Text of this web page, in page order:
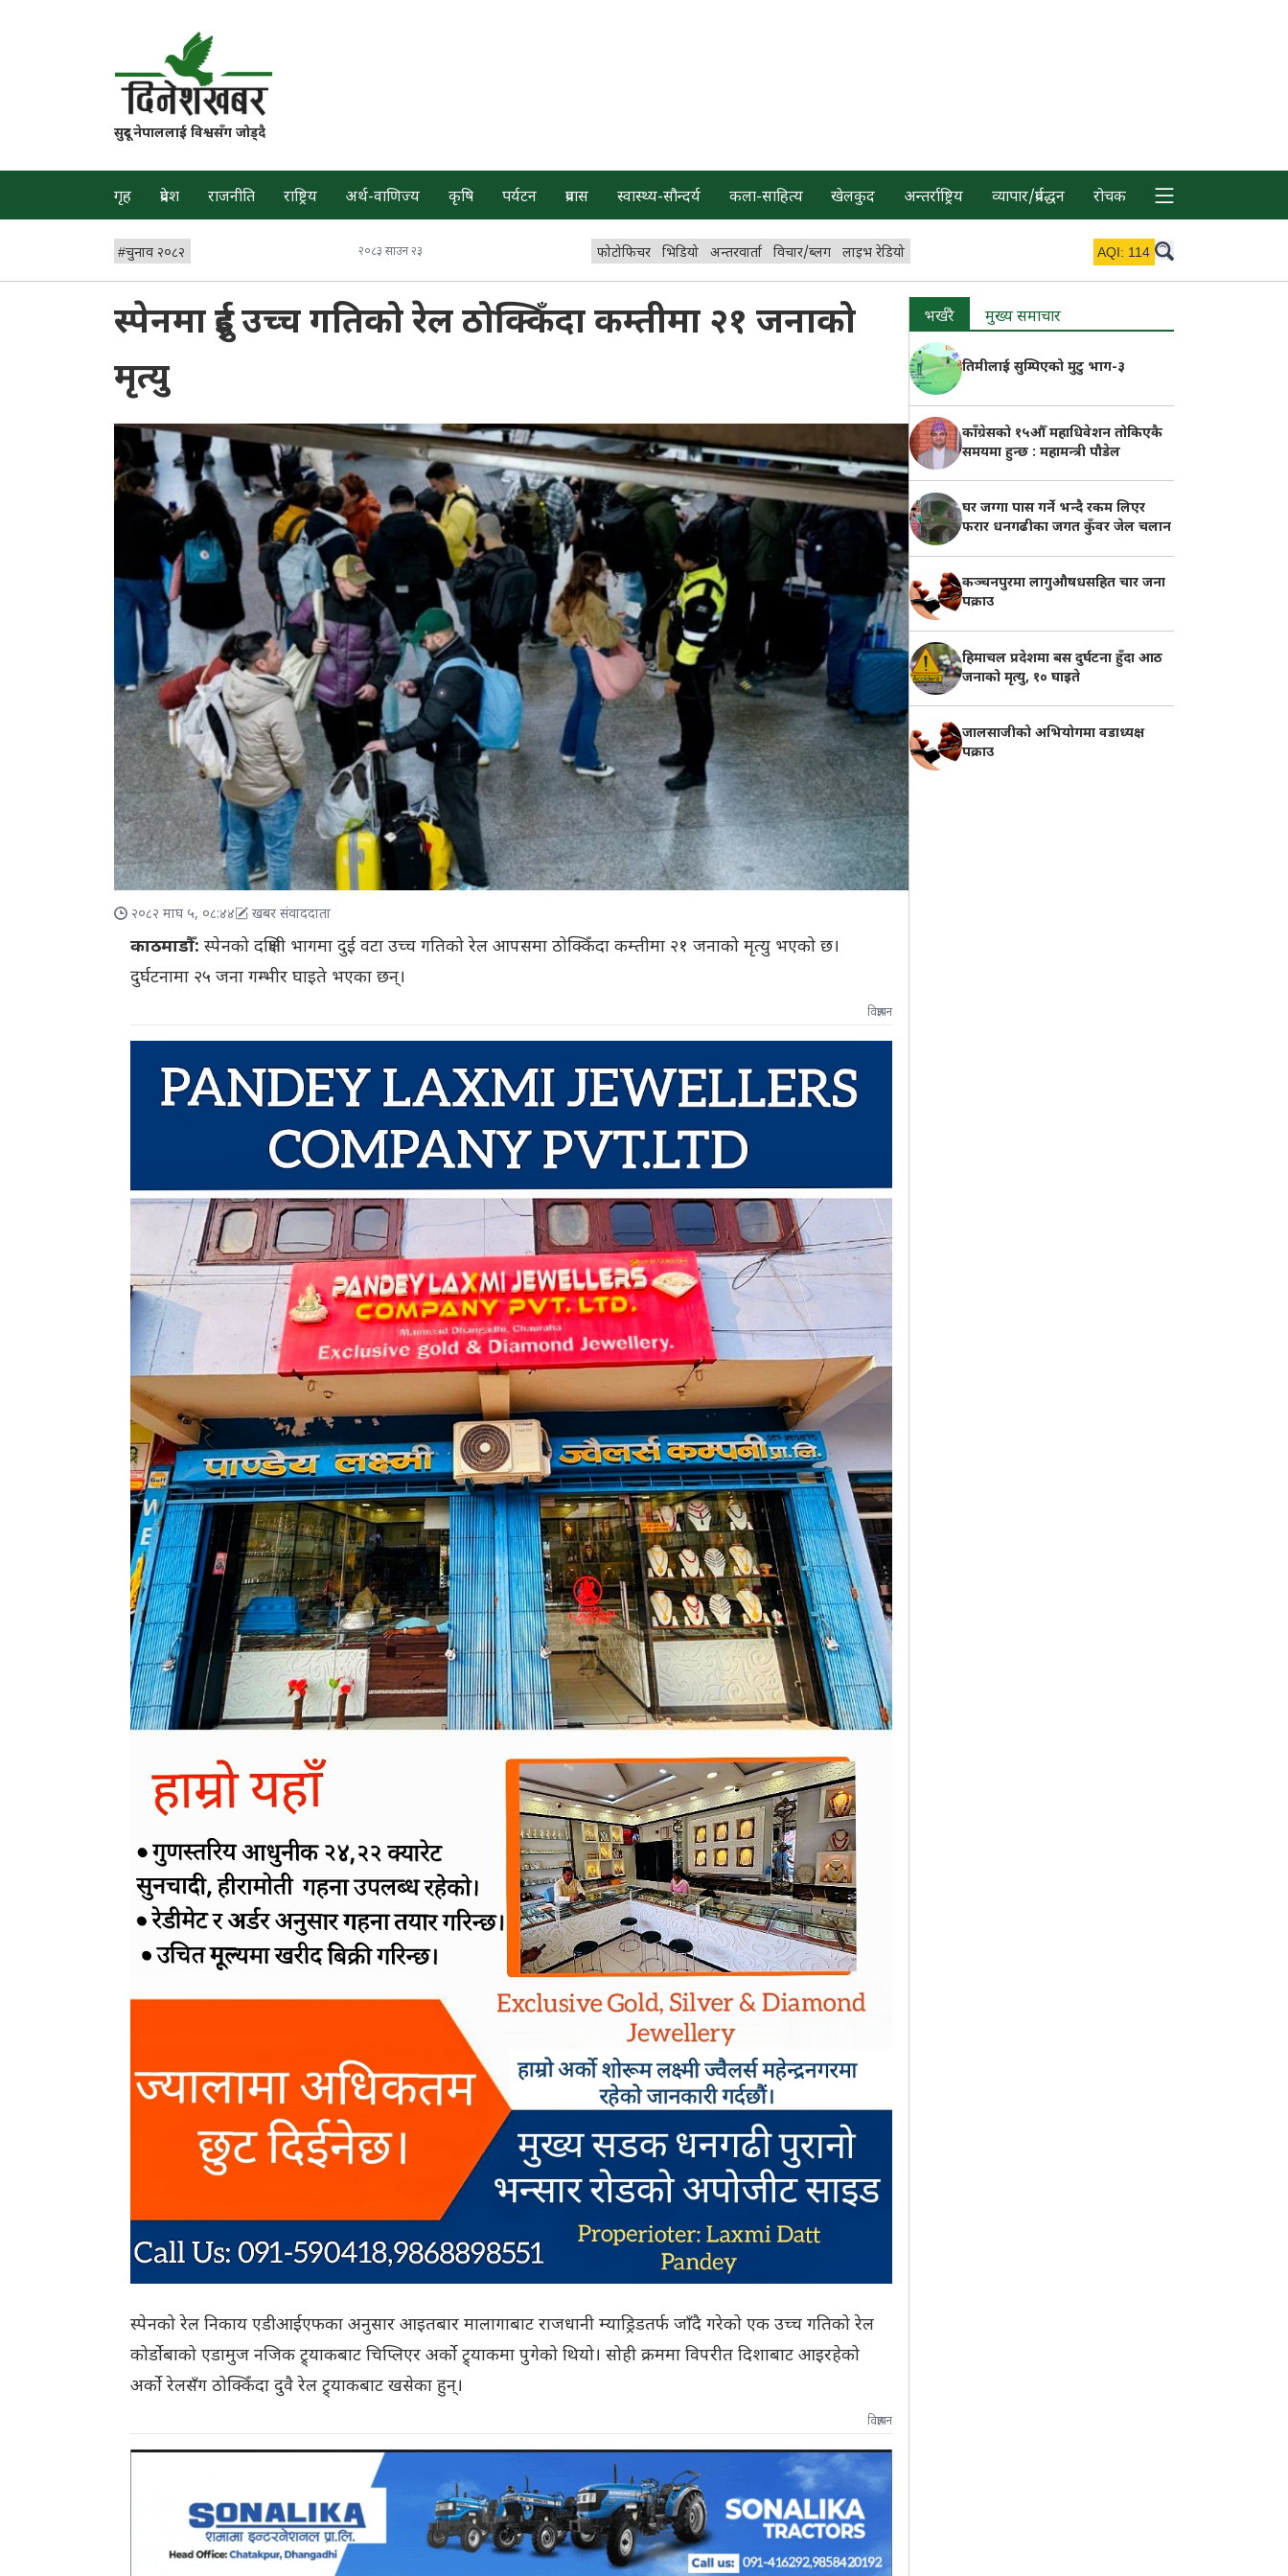
सुदूर नेपाललाई विश्वसँग जोड्दै
गृह प्रदेश राजनीति राष्ट्रिय अर्थ-वाणिज्य कृषि पर्यटन प्रवास स्वास्थ्य-सौन्दर्य कला-साहित्य खेलकुद अन्तर्राष्ट्रिय व्यापार/प्रर्वद्धन रोचक
#चुनाव २०८२ २०८३ साउन २३ फोटोफिचर भिडियो अन्तरवार्ता विचार/ब्लग लाइभ रेडियो AQI: 114
स्पेनमा दुई उच्च गतिको रेल ठोक्किँदा कम्तीमा २१ जनाको
मृत्यु
२०८२ माघ ५, ०८:४४ खबर संवाददाता
काठमाडौँ: स्पेनको दक्षिणी भागमा दुई वटा उच्च गतिको रेल आपसमा ठोक्किँदा कम्तीमा २१ जनाको मृत्यु भएको छ।
दुर्घटनामा २५ जना गम्भीर घाइते भएका छन्।
विज्ञापन
स्पेनको रेल निकाय एडीआईएफका अनुसार आइतबार मालागाबाट राजधानी म्याड्रिडतर्फ जाँदै गरेको एक उच्च गतिको रेल
कोर्डोबाको एडामुज नजिक ट्र्याकबाट चिप्लिएर अर्को ट्र्याकमा पुगेको थियो। सोही क्रममा विपरीत दिशाबाट आइरहेको
अर्को रेलसँग ठोक्किँदा दुवै रेल ट्र्याकबाट खसेका हुन्।
विज्ञापन
भर्खरै मुख्य समाचार
तिमीलाई सुम्पिएको मुटु भाग-३
काँग्रेसको १५औँ महाधिवेशन तोकिएकै
समयमा हुन्छ : महामन्त्री पौडेल
घर जग्गा पास गर्ने भन्दै रकम लिएर
फरार धनगढीका जगत कुँवर जेल चलान
कञ्चनपुरमा लागुऔषधसहित चार जना
पक्राउ
हिमाचल प्रदेशमा बस दुर्घटना हुँदा आठ
जनाको मृत्यु, १० घाइते
जालसाजीको अभियोगमा वडाध्यक्ष
पक्राउ